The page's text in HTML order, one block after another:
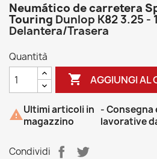
Neumático de carretera
Touring Dunlop K82 3.25 -
Delantera/Trasera
Quantità
 AGGIUNGI AL
Ultimi articoli in
magazzino
-
lavorative
Condividi